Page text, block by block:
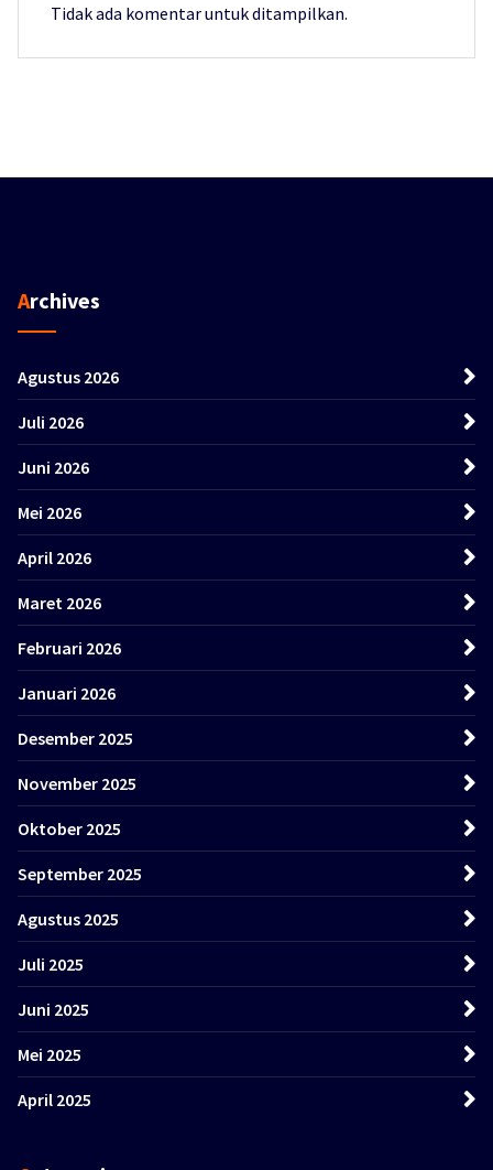
Tidak ada komentar untuk ditampilkan.
Archives
Agustus 2026
Juli 2026
Juni 2026
Mei 2026
April 2026
Maret 2026
Februari 2026
Januari 2026
Desember 2025
November 2025
Oktober 2025
September 2025
Agustus 2025
Juli 2025
Juni 2025
Mei 2025
April 2025